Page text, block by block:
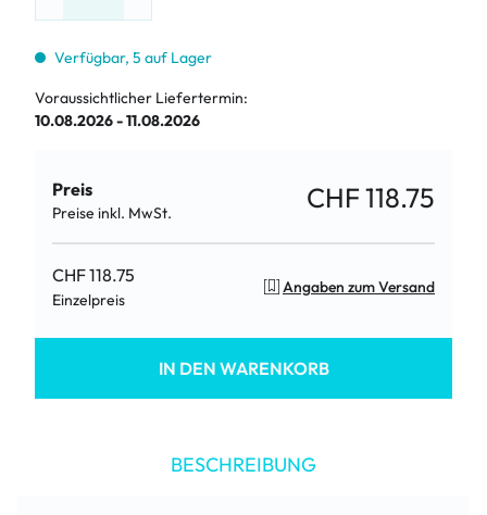
Verfügbar, 5 auf Lager
Voraussichtlicher Liefertermin:
10.08.2026 - 11.08.2026
Preis
Preise inkl. MwSt. CHF 118.75
CHF 118.75
Einzelpreis
Angaben zum Versand
IN DEN WARENKORB
BESCHREIBUNG